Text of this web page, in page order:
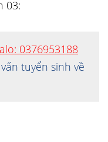
03:
0376953188
tuyển sinh về